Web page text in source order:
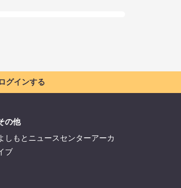
グインする
の他
しもとニュースセンターアーカ
ブ